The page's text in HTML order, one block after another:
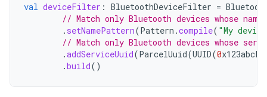
val deviceFilter : BluetoothDeviceFilter =
// Match only Bluetooth devices whose
. setNamePattern(Pattern .compile( "My
// Match only Bluetooth devices whose
.addServiceUuid(ParcelUuid(UUID(0x123abcL
.build()